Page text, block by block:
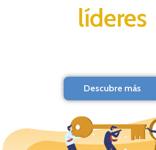
líderes
Descubre más